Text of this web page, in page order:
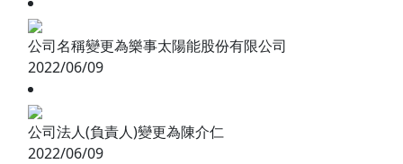
公司名稱變更為樂事太陽能股份有限公司
2022/06/09
公司法人(負責人)變更為陳介仁
2022/06/09